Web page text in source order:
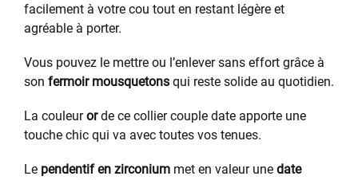
facilement à votre cou tout en restant légère et
agréable à porter.
Vous pouvez le mettre ou l’enlever sans effort grâce à
son fermoir mousquetons qui reste solide au quotidien.
La couleurorde ce collier couple date apporte une
touche chic qui va avec toutes vos tenues.
Le pendentif en zirconium met en valeur une date